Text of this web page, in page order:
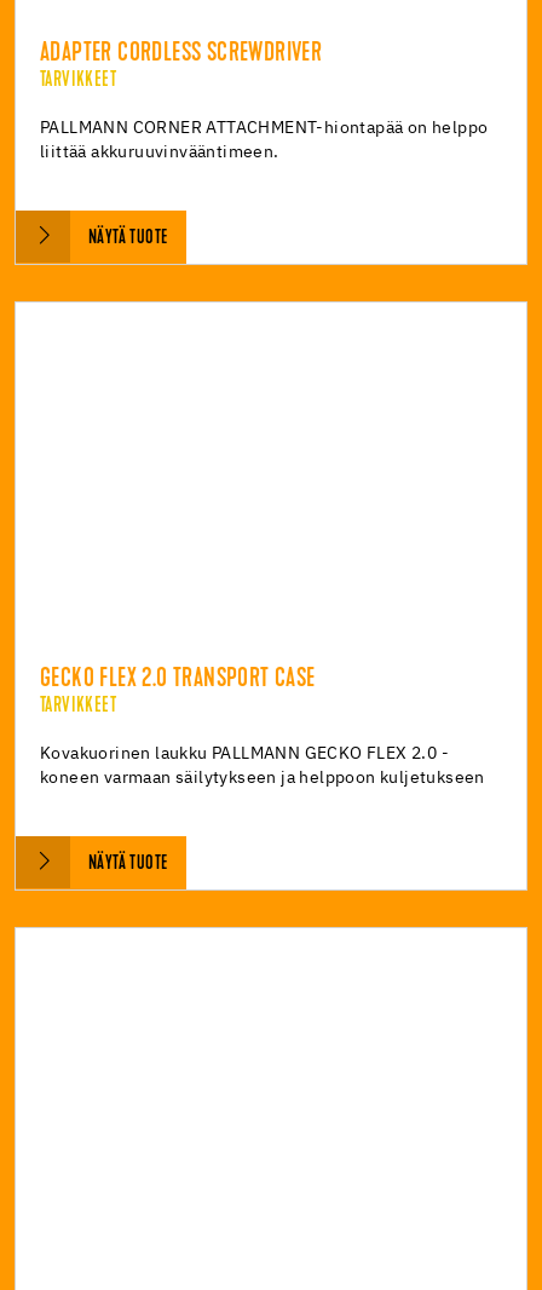
ADAPTER CORDLESS SCREWDRIVER
TARVIKKEET
PALLMANN CORNER ATTACHMENT-hiontapää on helppo
liittää akkuruuvinvääntimeen.
NÄYTÄ TUOTE
GECKO FLEX 2.0 TRANSPORT CASE
TARVIKKEET
Kovakuorinen laukku PALLMANN GECKO FLEX 2.0 -
koneen varmaan säilytykseen ja helppoon kuljetukseen
NÄYTÄ TUOTE